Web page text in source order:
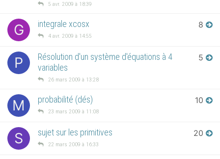
5 avr. 2009 à 18:39
G integrale xcosx
4 avr. 2009 à 14:55
8
P
Résolution d'un système d'équations à 4
variables
26 mars 2009 à 13:28
5
M probabilité (dés)
23 mars 2009 à 11:08
10
S sujet sur les primitives
22 mars 2009 à 16:33
20